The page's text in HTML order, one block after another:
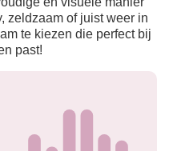
zeldzaam of juist weer in
te kiezen die perfect bij
past!